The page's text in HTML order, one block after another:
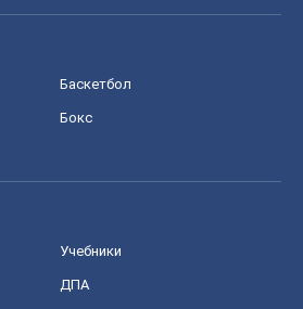
Баскетбол
Бокс
Учебники
ДПА